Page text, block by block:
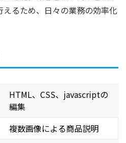
るため、日々の業務の効率化
HTML、CSS、javascriptの
編集
複数画像による商品説明